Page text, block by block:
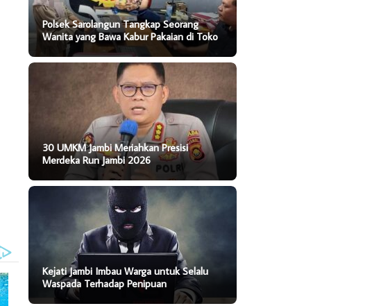
Polsek Sarolangun Tangkap Seorang
Wanita yang Bawa Kabur Pakaian di Toko
30 UMKM Jambi Meriahkan Presisi
Merdeka Run Jambi 2026
Kejati Jambi Imbau Warga untuk Selalu
Waspada Terhadap Penipuan